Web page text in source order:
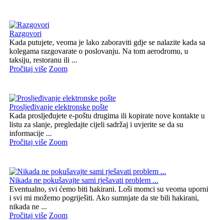
Razgovori
Kada putujete, veoma je lako zaboraviti gdje se nalazite kada sa
kolegama razgovarate o poslovanju. Na tom aerodromu, u
taksiju, restoranu ili ...
Pročitaj više Zoom
Prosljeđivanje elektronske pošte
Kada prosljeđujete e-poštu drugima ili kopirate nove kontakte u
listu za slanje, pregledajte cijeli sadržaj i uvjerite se da su
informacije ...
Pročitaj više Zoom
Nikada ne pokušavajte sami rješavati problem ...
Eventualno, svi ćemo biti hakirani. Loši momci su veoma uporni
i svi mi možemo pogriješiti. Ako sumnjate da ste bili hakirani,
nikada ne ...
Pročitaj više Zoom